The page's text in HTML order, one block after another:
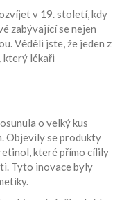
v 19. století, kdy
zabývající se nejen
Věděli jste, že jeden z
který lékaři
o velký kus
Objevily se produkty
které přímo cílily
Tyto inovace byly